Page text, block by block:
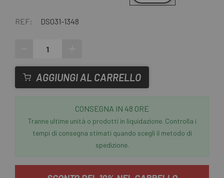
REF: DS031-1348
AGGIUNGI AL CARRELLO
CONSEGNA IN 48 ORE
Tranne ultime unità o prodotti in liquidazione. Controlla i
tempi di consegna stimati quando scegli il metodo di
spedizione.